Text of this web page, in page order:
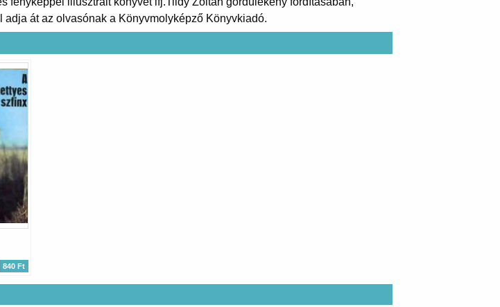
át az olvasónak a Könyvmolyképző Könyvkiadó.
840 Ft